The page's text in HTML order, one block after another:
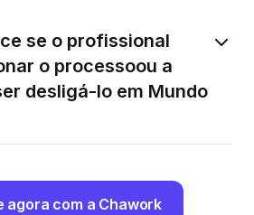
se o profissional
o processoou a
desligá-lo em Mundo
agora com a Chawork